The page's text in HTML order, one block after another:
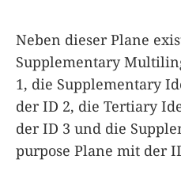
Neben dieser Plane
Supplementary
1, die Supplementary
der ID 2, die Tertiary
der ID 3 und die
purpose Plane mit der